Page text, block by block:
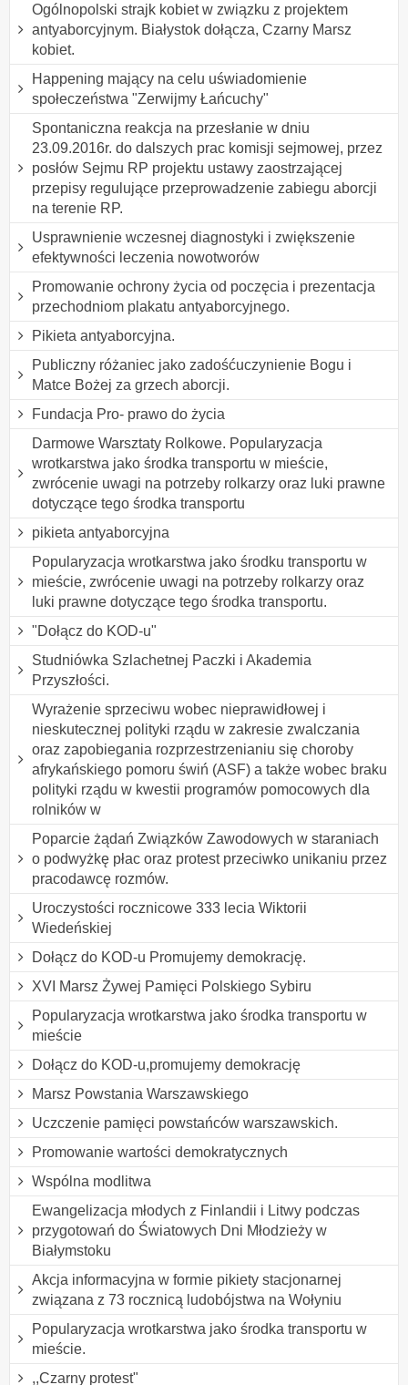
Ogólnopolski strajk kobiet w związku z projektem
antyaborcyjnym. Białystok dołącza, Czarny Marsz
kobiet.
Happening mający na celu uświadomienie
społeczeństwa "Zerwijmy Łańcuchy"
Spontaniczna reakcja na przesłanie w dniu
23.09.2016r. do dalszych prac komisji sejmowej, przez
posłów Sejmu RP projektu ustawy zaostrzającej
przepisy regulujące przeprowadzenie zabiegu aborcji
na terenie RP.
Usprawnienie wczesnej diagnostyki i zwiększenie
efektywności leczenia nowotworów
Promowanie ochrony życia od poczęcia i prezentacja
przechodniom plakatu antyaborcyjnego.
Pikieta antyaborcyjna.
Publiczny różaniec jako zadośćuczynienie Bogu i
Matce Bożej za grzech aborcji.
Fundacja Pro- prawo do życia
Darmowe Warsztaty Rolkowe. Popularyzacja
wrotkarstwa jako środka transportu w mieście,
zwrócenie uwagi na potrzeby rolkarzy oraz luki prawne
dotyczące tego środka transportu
pikieta antyaborcyjna
Popularyzacja wrotkarstwa jako środku transportu w
mieście, zwrócenie uwagi na potrzeby rolkarzy oraz
luki prawne dotyczące tego środka transportu.
"Dołącz do KOD-u"
Studniówka Szlachetnej Paczki i Akademia
Przyszłości.
Wyrażenie sprzeciwu wobec nieprawidłowej i
nieskutecznej polityki rządu w zakresie zwalczania
oraz zapobiegania rozprzestrzenianiu się choroby
afrykańskiego pomoru świń (ASF) a także wobec braku
polityki rządu w kwestii programów pomocowych dla
rolników w
Poparcie żądań Związków Zawodowych w staraniach
o podwyżkę płac oraz protest przeciwko unikaniu przez
pracodawcę rozmów.
Uroczystości rocznicowe 333 lecia Wiktorii
Wiedeńskiej
Dołącz do KOD-u Promujemy demokrację.
XVI Marsz Żywej Pamięci Polskiego Sybiru
Popularyzacja wrotkarstwa jako środka transportu w
mieście
Dołącz do KOD-u,promujemy demokrację
Marsz Powstania Warszawskiego
Uczczenie pamięci powstańców warszawskich.
Promowanie wartości demokratycznych
Wspólna modlitwa
Ewangelizacja młodych z Finlandii i Litwy podczas
przygotowań do Światowych Dni Młodzieży w
Białymstoku
Akcja informacyjna w formie pikiety stacjonarnej
związana z 73 rocznicą ludobójstwa na Wołyniu
Popularyzacja wrotkarstwa jako środka transportu w
mieście.
,,Czarny protest"